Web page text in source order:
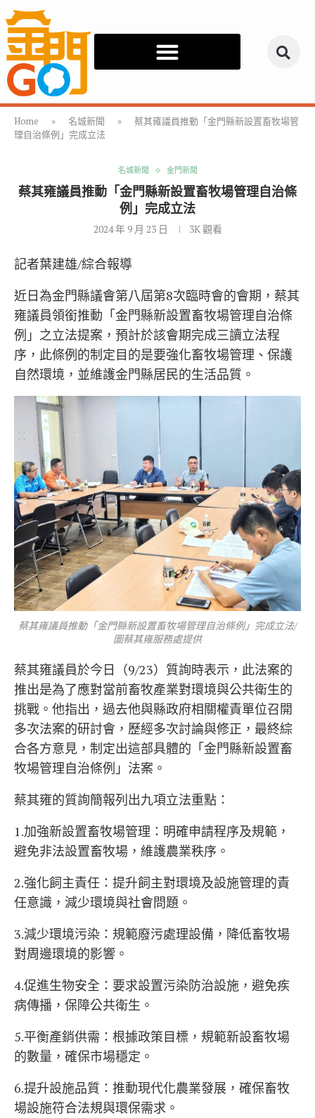
Home » 名城新聞 »
蔡其雍議員推動「金門縣新設置畜牧場管
理自治條例」完成立法
名城新聞 金門新聞
蔡其雍議員推動「金門縣新設置畜牧場管理自治條
例」完成立法
2024 年 9 月 23 日 3K觀看
記者葉建雄/綜合報導
近日為金門縣議會第八屆第8次臨時會的會期，蔡其
雍議員領銜推動「金門縣新設置畜牧場管理自治條
例」之立法提案，預計於該會期完成三讀立法程
序，此條例的制定目的是要強化畜牧場管理、保護
自然環境，並維護金門縣居民的生活品質。
蔡其雍議員推動「金門縣新設置畜牧場管理自治條例」完成立法/
圖蔡其雍服務處提供
蔡其雍議員於今日（9/23）質詢時表示，此法案的
推出是為了應對當前畜牧產業對環境與公共衛生的
挑戰。他指出，過去他與縣政府相關權責單位召開
多次法案的研討會，歷經多次討論與修正，最終綜
合各方意見，制定出這部具體的「金門縣新設置畜
牧場管理自治條例」法案。
蔡其雍的質詢簡報列出九項立法重點：
1.加強新設置畜牧場管理：明確申請程序及規範，
避免非法設置畜牧場，維護農業秩序。
2.強化飼主責任：提升飼主對環境及設施管理的責
任意識，減少環境與社會問題。
3.減少環境污染：規範廢污處理設備，降低畜牧場
對周邊環境的影響。
4.促進生物安全：要求設置污染防治設施，避免疾
病傳播，保障公共衛生。
5.平衡產銷供需：根據政策目標，規範新設畜牧場
的數量，確保市場穩定。
6.提升設施品質：推動現代化農業發展，確保畜牧
場設施符合法規與環保需求。